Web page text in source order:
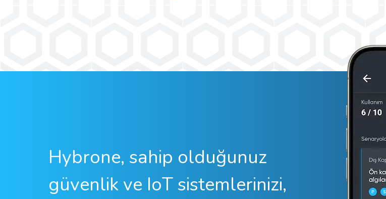
Home Page
Hybrone, sahip olduğunuz
güvenlik ve IoT sistemlerinizi,